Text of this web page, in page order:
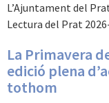
L’Ajuntament del
Lectura del Prat
La Primavera
edició plena
tothom